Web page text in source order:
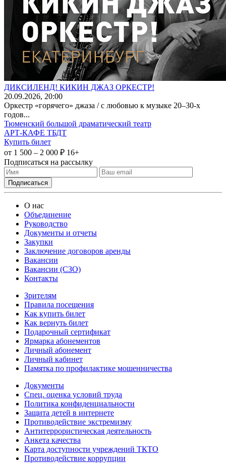
ДИКСИЛЕНД! КИКИН ДЖАЗ ОРКЕСТР!
20.09.2026, 20:00
Оркестр «горячего» джаза / с любовью к музыке 20–30-х
годов...
Тюменский большой драматический театр
АРТ-КАФЕ ТБДТ
Купить билет
от 1 500 – 2 000 ₽ 16+
Подписаться на рассылку
О нас
Объединение
Руководство
Документы и отчеты
Закупки
Заключение договоров аренды
Вакансии
Вакансии (СЗО)
Контакты
Зрителям
Правила посещения
Как купить билет
Как вернуть билет
Подарочный сертификат
Ярмарка абонементов
Личный абонемент
Личный кабинет
Памятка по профилактике мошенничества
Документы
Спец. оценка условий труда
Политика конфиденциальности
Защита детей в интернете
Противодействие экстремизму
Антитеррористическая деятельность
Анкета качества
Карта доступности учреждений ТКТО
Противодействие коррупции